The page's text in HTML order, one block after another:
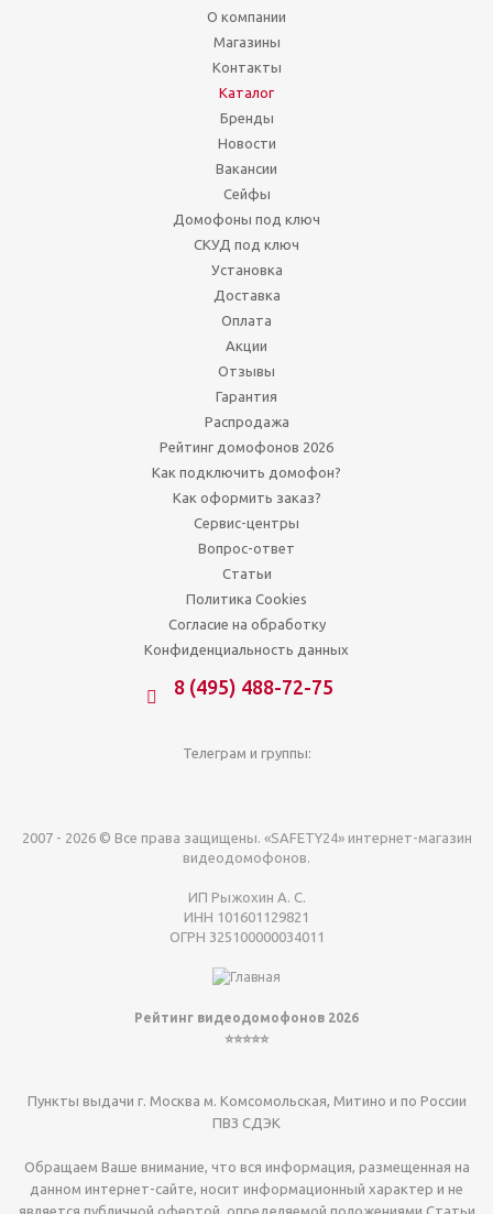
О компании
Магазины
Контакты
Каталог
Бренды
Новости
Вакансии
Сейфы
Домофоны под ключ
СКУД под ключ
Установка
Доставка
Оплата
Акции
Отзывы
Гарантия
Распродажа
Рейтинг домофонов 2026
Как подключить домофон?
Как оформить заказ?
Сервис-центры
Вопрос-ответ
Статьи
Политика Cookies
Согласие на обработку
Конфиденциальность данных
8 (495) 488-72-75
Телеграм и группы:
2007 - 2026 © Все права защищены. «SAFETY24» интернет-магазин
видеодомофонов.
ИП Рыжохин А. С.
ИНН 101601129821
ОГРН 325100000034011
Рейтинг видеодомофонов 2026
⭐⭐⭐⭐⭐
Пункты выдачи г. Москва м. Комсомольская, Митино и по России
ПВЗ СДЭК
Обращаем Ваше внимание, что вся информация, размещенная на
данном интернет-сайте, носит информационный характер и не
является публичной офертой, определяемой положениями Статьи